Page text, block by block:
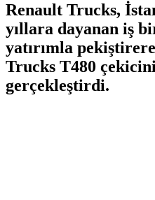
Renault Trucks,
yıllara dayanan iş
yatırımla
Trucks T480
gerçekleştirdi.